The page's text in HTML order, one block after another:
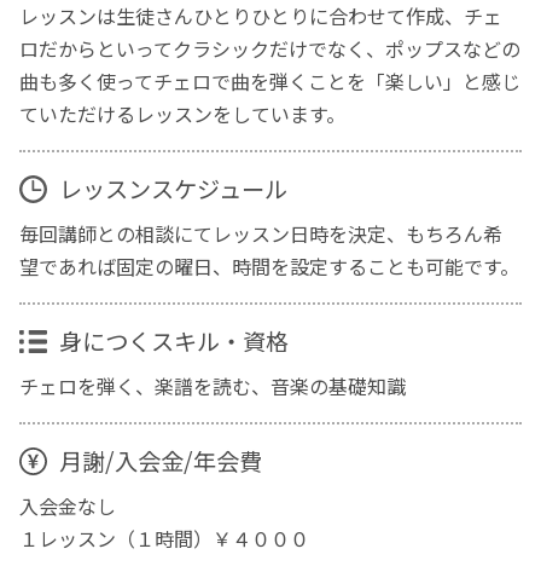
レッスンは生徒さんひとりひとりに合わせて作成、チェ
ロだからといってクラシックだけでなく、ポップスなどの
曲も多く使ってチェロで曲を弾くことを「楽しい」と感じ
ていただけるレッスンをしています。
レッスンスケジュール
毎回講師との相談にてレッスン日時を決定、もちろん希
望であれば固定の曜日、時間を設定することも可能です。
身につくスキル・資格
チェロを弾く、楽譜を読む、音楽の基礎知識
月謝/入会金/年会費
入会金なし
１レッスン（１時間）￥４０００